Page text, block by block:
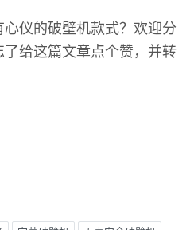
仪的破壁机款式？欢迎分
给这篇文章点个赞，并转